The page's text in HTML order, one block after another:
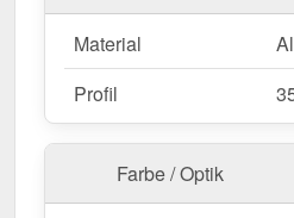
Material
Profil
Farbe / Optik